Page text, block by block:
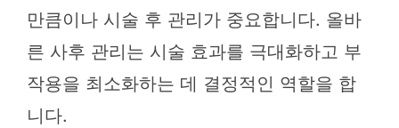
만큼이나 시술 후 관리가 중요합니다. 올바
른 사후 관리는 시술 효과를 극대화하고 부
작용을 최소화하는 데 결정적인 역할을 합
니다.